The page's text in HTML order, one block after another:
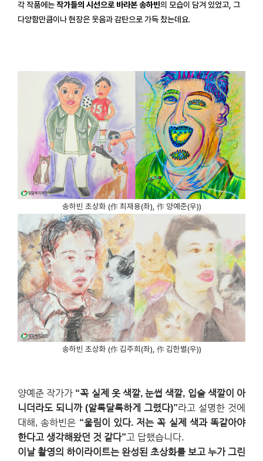
각 작품에는작가들의 시선으로 바라본 송하빈의 모습이 담겨 있었고, 그
다양함만큼이나 현장은 웃음과 감탄으로 가득 찼는데요.
송하빈 초상화 (作 최재용(좌), 作 양예준(우))
송하빈 초상화 (作 김주희(좌), 作 김한별(우))
양예준 작가가 “꼭 실제 옷 색깔, 눈썹 색깔, 입술 색깔이 아
니더라도 되니까 (알록달록하게 그렸다)”라고 설명한 것에
대해, 송하빈은 “울림이 있다. 저는 꼭 실제 색과 똑같아야
한다고 생각해왔던 것 같다”고 답했습니다.
이날 촬영의 하이라이트는 완성된 초상화를 보고 누가 그린